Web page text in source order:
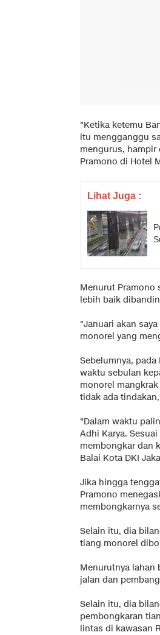
"Ketika ketemu
itu mengganggu
mengurus, hampir
Pramono di Hotel
Lihat Juga :
Menurut Pramono
lebih baik
"Januari akan
monorel yang
Sebelumnya,
waktu sebulan
monorel
tidak ada
"Dalam waktu
Adhi Karya.
membongkar dan
Balai Kota DKI
Jika hingga
Pramono
membongkarnya
Selain itu, dia
tiang monorel
Menurutnya lahan
jalan dan
Selain itu, dia
pembongkaran
lintas di kawasan